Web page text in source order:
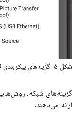
شکل ۵. گزینه‌های پیکربندی USB را انتخاب کنید.
ارائه می‌دهند.